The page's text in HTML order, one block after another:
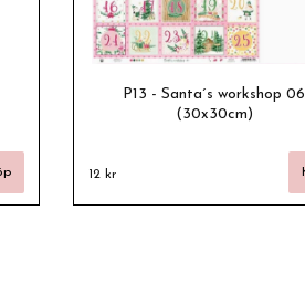
P13 - Santa´s workshop 06
(30x30cm)
12 kr